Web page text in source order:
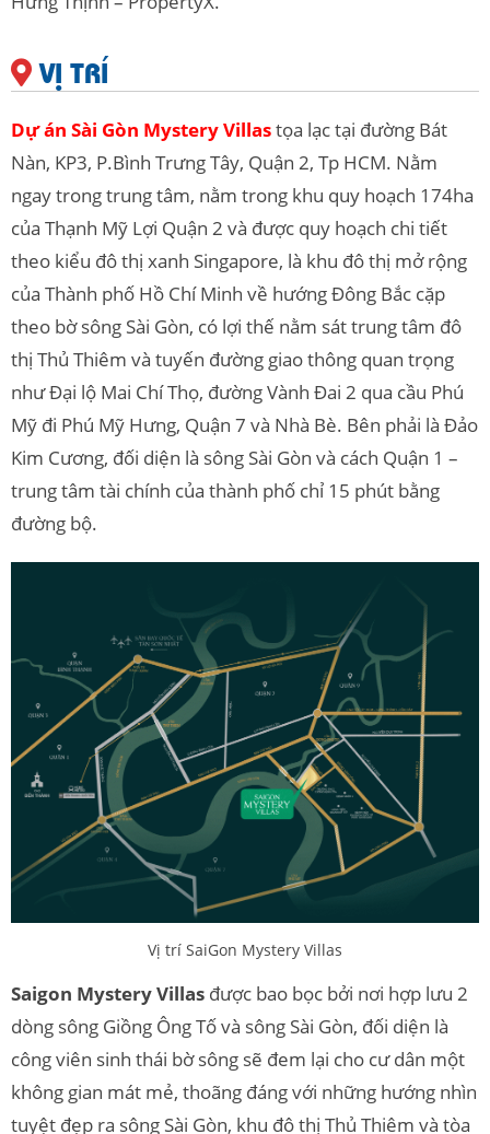
VỊ TRÍ
Dự án Sài Gòn Mystery Villastọa lạc tại đường Bát
Nàn, KP3, P.Bình Trưng Tây, Quận 2, Tp HCM. Nằm
ngay trong trung tâm, nằm trong khu quy hoạch 174ha
của Thạnh Mỹ Lợi Quận 2 và được quy hoạch chi tiết
theo kiểu đô thị xanh Singapore, là khu đô thị mở rộng
của Thành phố Hồ Chí Minh về hướng Đông Bắc cặp
theo bờ sông Sài Gòn, có lợi thế nằm sát trung tâm đô
thị Thủ Thiêm và tuyến đường giao thông quan trọng
như Đại lộ Mai Chí Thọ, đường Vành Đai 2 qua cầu Phú
Mỹ đi Phú Mỹ Hưng, Quận 7 và Nhà Bè. Bên phải là Đảo
Kim Cương, đối diện là sông Sài Gòn và cách Quận 1 –
trung tâm tài chính của thành phố chỉ 15 phút bằng
đường bộ.
Vị trí SaiGon Mystery Villas
Saigon Mystery Villas được bao bọc bởi nơi hợp lưu 2
dòng sông Giồng Ông Tố và sông Sài Gòn, đối diện là
công viên sinh thái bờ sông sẽ đem lại cho cư dân một
không gian mát mẻ, thoãng đáng với những hướng nhìn
tuyệt đẹp ra sông Sài Gòn, khu đô thị Thủ Thiêm và tòa